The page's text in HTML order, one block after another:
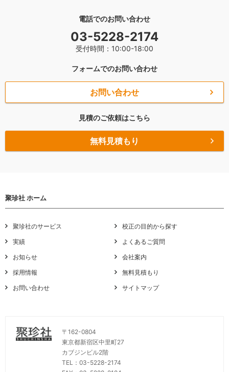
電話でのお問い合わせ
03-5228-2174
受付時間：10:00-18:00
フォームでのお問い合わせ
お問い合わせ
見積のご依頼はこちら
無料見積もり
聚珍社 ホーム
聚珍社のサービス
校正の目的から探す
実績
よくあるご質問
お知らせ
会社案内
採用情報
無料見積もり
お問い合わせ
サイトマップ
〒162-0804
東京都新宿区中里町27
カブジンビル2階
TEL：03-5228-2174